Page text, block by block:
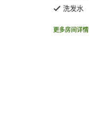
洗发水
更多房间详情